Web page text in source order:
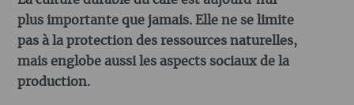
plus importante que jamais. Elle ne se limite
pas à la protection des ressources naturelles,
mais englobe aussi les aspects sociaux de la
production.